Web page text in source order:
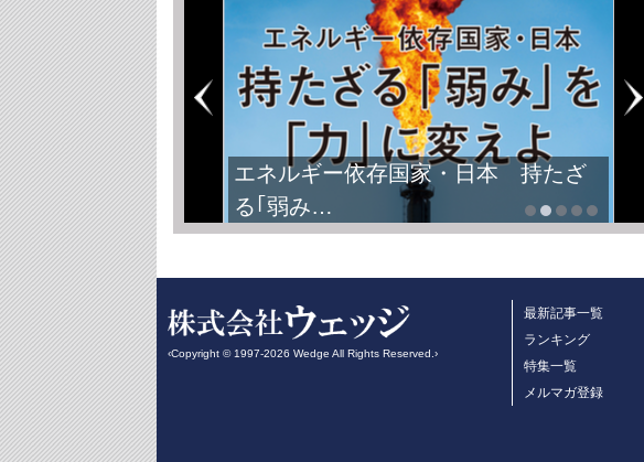
エネルギー依存国家・日本 持たざ
る｢弱み…
‹Copyright © 1997-2026 Wedge All Rights Reserved.›
最新記事一覧
ランキング
特集一覧
メルマガ登録